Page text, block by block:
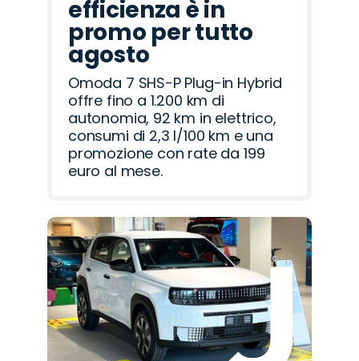
efficienza è in
promo per tutto
agosto
Omoda 7 SHS-P Plug-in Hybrid
offre fino a 1.200 km di
autonomia, 92 km in elettrico,
consumi di 2,3 l/100 km e una
promozione con rate da 199
euro al mese.